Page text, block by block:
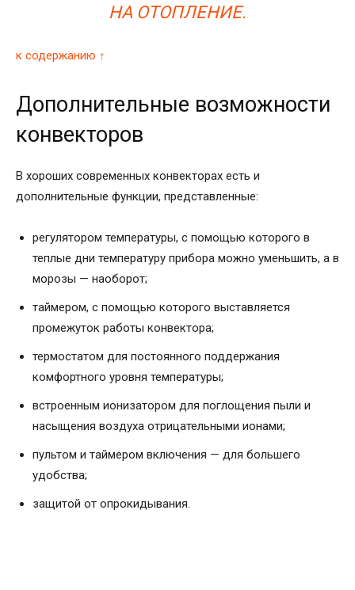
НА ОТОПЛЕНИЕ.
к содержанию ↑
Дополнительные возможности
конвекторов
В хороших современных конвекторах есть и
дополнительные функции, представленные:
регулятором температуры, с помощью которого в
теплые дни температуру прибора можно уменьшить, а в
морозы — наоборот;
таймером, с помощью которого выставляется
промежуток работы конвектора;
термостатом для постоянного поддержания
комфортного уровня температуры;
встроенным ионизатором для поглощения пыли и
насыщения воздуха отрицательными ионами;
пультом и таймером включения — для большего
удобства;
защитой от опрокидывания.